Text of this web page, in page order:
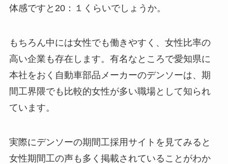
体感ですと20：１くらいでしょうか。
もちろん中には女性でも働きやすく、女性比率の
高い企業も存在します。有名なところで愛知県に
本社をおく自動車部品メーカーのデンソーは、期
間工界隈でも比較的女性が多い職場として知られ
ています。
実際にデンソーの期間工採用サイトを見てみると
女性期間工の声も多く掲載されていることがわか